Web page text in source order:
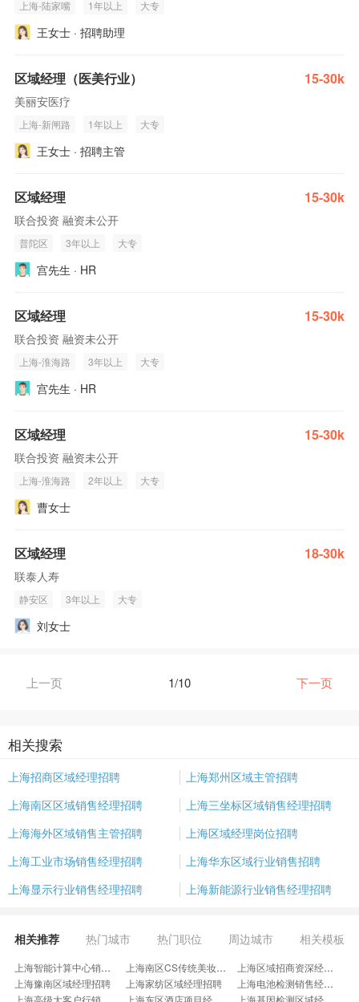
上海-陆家嘴 1年以上 大专
王女士 · 招聘助理
区域经理（医美行业） 15-30k
美丽安医疗
上海-新闸路 1年以上 大专
王女士 · 招聘主管
区域经理 15-30k
联合投资 融资未公开
普陀区 3年以上 大专
宫先生 · HR
区域经理 15-30k
联合投资 融资未公开
上海-淮海路 3年以上 大专
宫先生 · HR
区域经理 15-30k
联合投资 融资未公开
上海-淮海路 2年以上 大专
曹女士
区域经理 18-30k
联泰人寿
静安区 3年以上 大专
刘女士
上一页 1/10 下一页
相关搜索
上海招商区域经理招聘
上海郑州区域主管招聘
上海南区区域销售经理招聘
上海三坐标区域销售经理招聘
上海海外区域销售主管招聘
上海区域经理岗位招聘
上海工业市场销售经理招聘
上海华东区域行业销售招聘
上海显示行业销售经理招聘
上海新能源行业销售经理招聘
相关推荐 热门城市 热门职位 周边城市 相关模板
上海智能计算中心销售经理招聘 上海南区CS传统美妆销售经理招聘
上海区域招商资深经理招聘
上海豫南区域经理招聘
上海家纺区域经理招聘
上海电池检测销售经理招聘